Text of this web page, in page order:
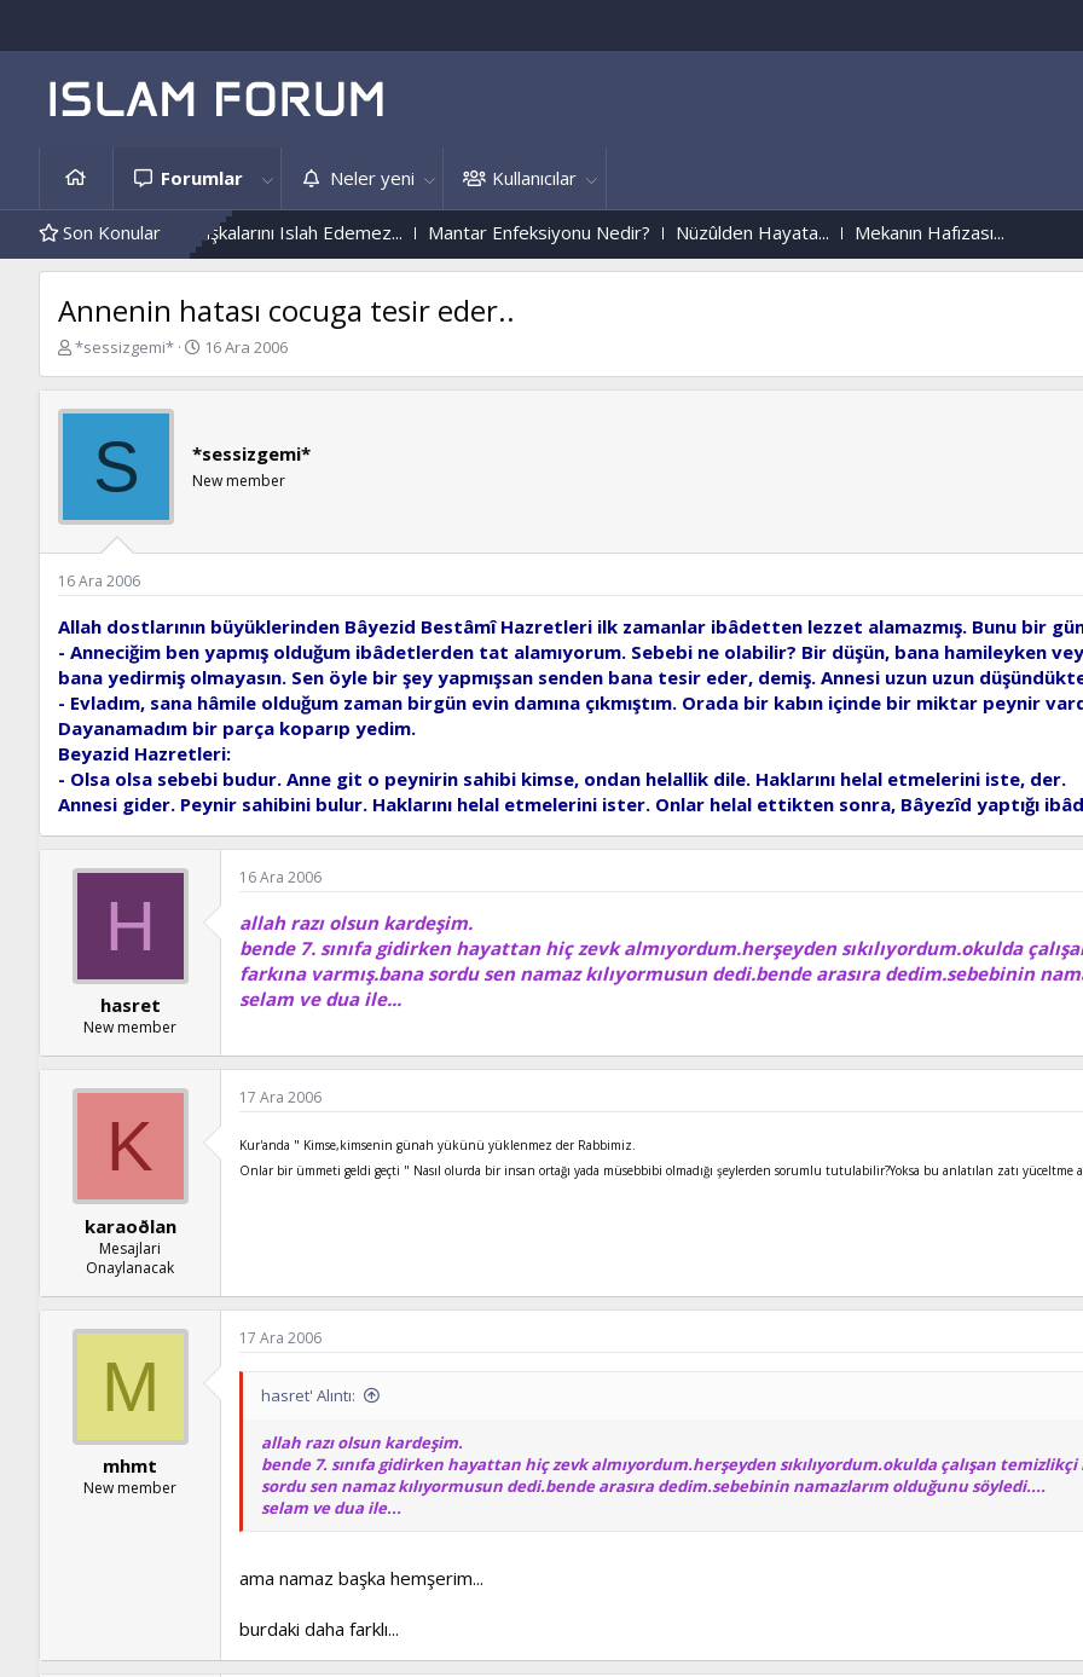
Forumlar Neler yeni Kullanıcılar
Son Konular
Etmeyen, Başkalarını Islah Edemez... Mantar Enfeksiyonu Nedir? Nüzûlden Hayata... Mekanın Hafızası...
Annenin hatası cocuga tesir eder..
K
b
a
a
a
n
*sessizgemi*
B
n
g
h
i
16 Ara 2006
S *sessizgemi*
New member
16 Ara 2006
Allah dostlarının büyüklerinden Bâyezid Bestâmî Hazretleri ilk zamanlar ibâdetten lezzet alamazmış. Bunu bir gün
- Anneciğim ben yapmış olduğum ibâdetlerden tat alamıyorum. Sebebi ne olabilir? Bir düşün, bana hamileyken
bana yedirmiş olmayasın. Sen öyle bir şey yapmışsan senden bana tesir eder, demiş. Annesi uzun uzun
- Evladım, sana hâmile olduğum zaman birgün evin damına çıkmıştım. Orada bir kabın içinde bir miktar peynir
Dayanamadım bir parça koparıp yedim.
Beyazid Hazretleri:
- Olsa olsa sebebi budur. Anne git o peynirin sahibi kimse, ondan helallik dile. Haklarını helal etmelerini iste, der.
Annesi gider. Peynir sahibini bulur. Haklarını helal etmelerini ister. Onlar helal ettikten sonra, Bâyezîd yaptığı
H
hasret
New member
16 Ara 2006
allah razı olsun kardeşim.
bende 7. sınıfa gidirken hayattan hiç zevk almıyordum.herşeyden sıkılıyordum.okulda
farkına varmış.bana sordu sen namaz kılıyormusun dedi.bende arasıra dedim.sebebinin
selam ve dua ile...
K
karaoðlan
Mesajlari
Onaylanacak
17 Ara 2006
Kur'anda " Kimse,kimsenin günah yükünü yüklenmez der Rabbimiz.
Onlar bir ümmeti geldi geçti " Nasıl olurda bir insan ortağı yada müsebbibi olmadığı şeylerden sorumlu tutulabilir?Yoksa bu anlatılan zatı yüceltme
M
mhmt
New member
17 Ara 2006
hasret' Alıntı:
allah razı olsun kardeşim.
bende 7. sınıfa gidirken hayattan hiç zevk almıyordum.herşeyden sıkılıyordum.okulda çalışan
sordu sen namaz kılıyormusun dedi.bende arasıra dedim.sebebinin namazlarım olduğunu söyledi....
selam ve dua ile...
ama namaz başka hemşerim...
burdaki daha farklı...